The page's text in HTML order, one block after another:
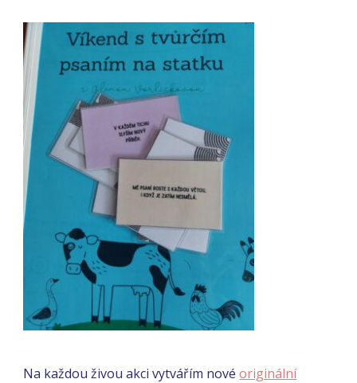
Na každou živou akci vytvářím novéoriginální